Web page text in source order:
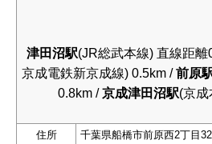
津田沼駅(JR総武本線) 直線距離
京成電鉄新京成線) 0.5km /前原
0.8km /京成津田沼駅(京
住所
千葉県船橋市前原西2丁目